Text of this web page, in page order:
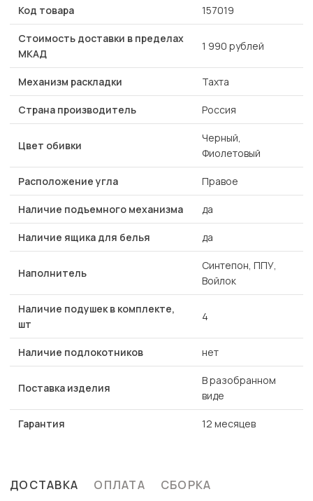
Код товара 157019
Стоимость доставки в пределах
МКАД
1 990 рублей
Механизм раскладки Тахта
Страна производитель Россия
Цвет обивки
Черный,
Фиолетовый
Расположение угла Правое
Наличие подъемного механизма да
Наличие ящика для белья да
Наполнитель
Синтепон, ППУ,
Войлок
Наличие подушек в комплекте,
шт
4
Наличие подлокотников нет
Поставка изделия
В разобранном
виде
Гарантия 12 месяцев
ДОСТАВКА ОПЛАТА СБОРКА